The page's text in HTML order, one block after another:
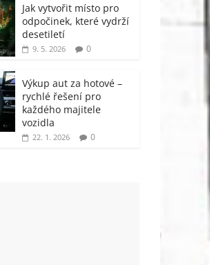
Jak vytvořit místo pro
odpočinek, které vydrží
desetiletí
9. 5. 2026 0
Výkup aut za hotové –
rychlé řešení pro
každého majitele
vozidla
22. 1. 2026 0